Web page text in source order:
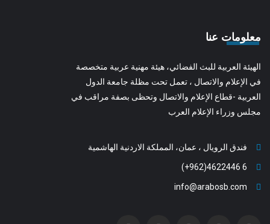
معلومات عنا
الهيئة العربية للبث الفضائي، هيئة مهنية عربية متخصصة
في الإعلام والاتصال ، تعمل تحت مظلة جامعة الدول
العربية -قطاع الإعلام والاتصال وتحظى بصفة مراقب في
مجلس وزراء الإعلام العرب
فندق الرويال ، عمان، المملكة الاردنية الهاشمية
6 4622446(962+)
info@arabosb.com